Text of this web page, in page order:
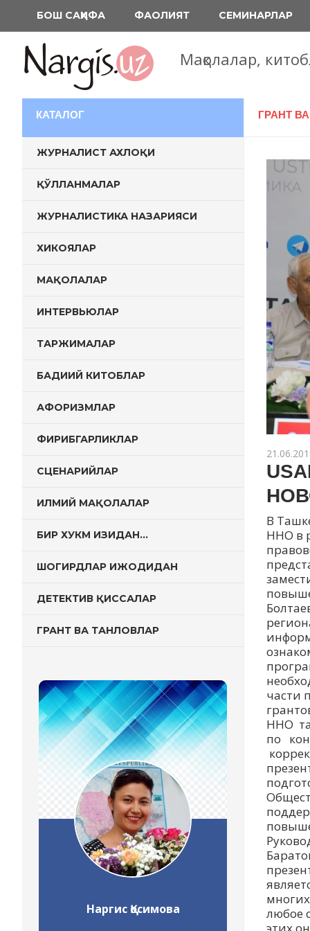
содержимому
БОШ САҲИФА ФАОЛИЯТ СЕМИНАРЛАР
Мақолалар,
ГРАНТ
В
ННО в
части
ННО
по
любое
КАТАЛОГ
ЖУРНАЛИСТ АХЛОҚИ
ҚЎЛЛАНМАЛАР
ЖУРНАЛИСТИКА НАЗАРИЯСИ
ХИКОЯЛАР
МАҚОЛАЛАР
ИНТЕРВЬЮЛАР
ТАРЖИМАЛАР
БАДИИЙ КИТОБЛАР
АФОРИЗМЛАР
ФИРИБГАРЛИКЛАР
СЦЕНАРИЙЛАР
ИЛМИЙ МАҚОЛАЛАР
БИР ХУКМ ИЗИДАН…
ШОГИРДЛАР ИЖОДИДАН
ДЕТЕКТИВ ҚИССАЛАР
ГРАНТ ВА ТАНЛОВЛАР
Наргис Қосимова